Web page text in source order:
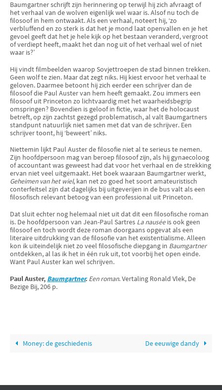
Baumgartner schrijft zijn herinnering op terwijl hij zich afvraagt of
het verhaal van de wolven eigenlijk wel waar is. Alsof nu toch de
filosoof in hem ontwaakt. Als een verhaal, noteert hij, ‘zo
verbluffend en zo sterk is dat het je mond laat openvallen en je het
gevoel geeft dat het je hele kijk op het bestaan veranderd, vergroot
of verdiept heeft, maakt het dan nog uit of het verhaal wel of niet
waar is?’
Hij vindt filmbeelden waarop Sovjettroepen de stad binnen trekken.
Geen wolf te zien. Maar dat zegt niks. Hij kiest ervoor het verhaal te
geloven. Daarmee betoont hij zich eerder een schrijver dan de
filosoof die Paul Auster van hem heeft gemaakt. Zou immers een
filosoof uit Princeton zo lichtvaardig met het waarheidsbegrip
omspringen? Bovendien is geloof in fictie, waar het de holocaust
betreft, op zijn zachtst gezegd problematisch, al valt Baumgartners
standpunt natuurlijk niet samen met dat van de schrijver. Een
schrijver toont, hij ‘beweert’ niks.
Niettemin lijkt Paul Auster de filosofie niet al te serieus te nemen.
Zijn hoofdpersoon mag van beroep filosoof zijn, als hij gynaecoloog
of accountant was geweest had dat voor het verhaal en de strekking
ervan niet veel uitgemaakt. Het boek waaraan Baumgartner werkt,
Geheimen van het wiel, kan net zo goed het soort amateuristisch
conterfeitsel zijn dat dagelijks bij uitgeverijen in de bus valt als een
filosofisch relevant betoog van een professional uit Princeton.
Dat sluit echter nog helemaal niet uit dat dit een filosofische roman
is. De hoofdpersoon van Jean-Paul Sartres La nauséeis ook geen
filosoof en toch wordt deze roman doorgaans opgevat als een
literaire uitdrukking van de filosofie van het existentialisme. Alleen
kon ik uiteindelijk niet zo veel filosofische diepgang in Baumgartner
ontdekken, al las ik het in één ruk uit, tot voorbij het open einde.
Want Paul Auster kan wel schrijven.
Paul Auster, Baumgartner. Een roman. Vertaling Ronald Vlek, De
Bezige Bij, 206 p.
Money: de geschiedenis De eeuwige dandy